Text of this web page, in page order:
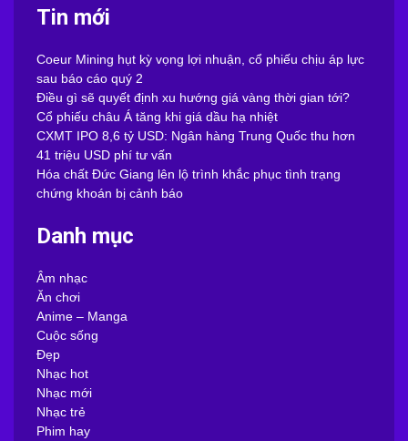
Tin mới
Coeur Mining hụt kỳ vọng lợi nhuận, cổ phiếu chịu áp lực
sau báo cáo quý 2
Điều gì sẽ quyết định xu hướng giá vàng thời gian tới?
Cổ phiếu châu Á tăng khi giá dầu hạ nhiệt
CXMT IPO 8,6 tỷ USD: Ngân hàng Trung Quốc thu hơn
41 triệu USD phí tư vấn
Hóa chất Đức Giang lên lộ trình khắc phục tình trạng
chứng khoán bị cảnh báo
Danh mục
Âm nhạc
Ăn chơi
Anime – Manga
Cuộc sống
Đẹp
Nhạc hot
Nhạc mới
Nhạc trẻ
Phim hay